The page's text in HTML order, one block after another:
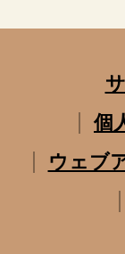
個
ウェブ